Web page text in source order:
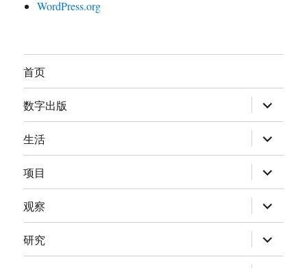
WordPress.org
首页
数字出版 展
开
子
菜
单
生活 展
开
子
菜
单
项目 展
开
子
菜
单
观察 展
开
子
菜
单
研究 展
开
子